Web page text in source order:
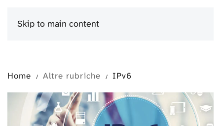
Skip to main content
Home Altre rubriche IPv6